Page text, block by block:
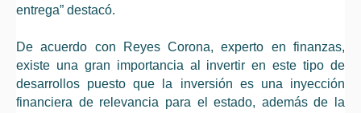
entrega” destacó.
De acuerdo con Reyes Corona, experto en finanzas,
existe una gran importancia al invertir en este tipo de
desarrollos puesto que la inversión es una inyección
financiera de relevancia para el estado, además de la